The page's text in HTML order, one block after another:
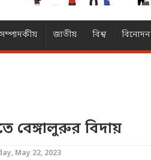
সম্পাদকীয় জাতীয় বিশ্ব বিনোদন
বেঙ্গালুরুর বিদায়
May 22, 2023